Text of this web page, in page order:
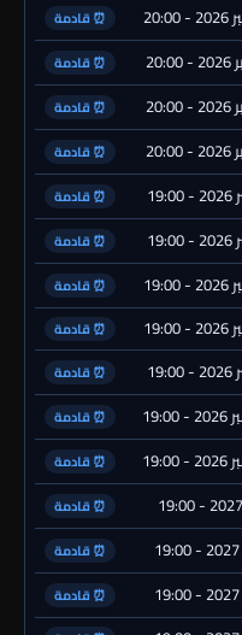
⏰ قادمة
⏰ قادمة
⏰ قادمة
⏰ قادمة
⏰ قادمة
⏰ قادمة
⏰ قادمة
⏰ قادمة
⏰ قادمة
⏰ قادمة
⏰ قادمة
⏰ قادمة
⏰ قادمة
⏰ قادمة